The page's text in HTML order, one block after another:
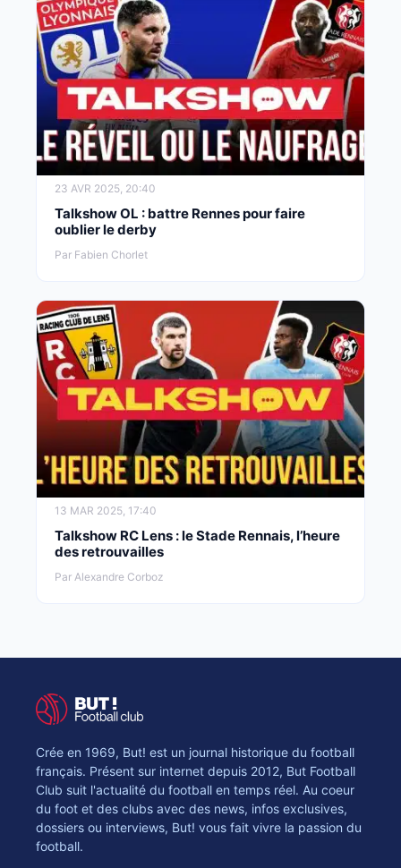
23 AVR 2025, 20:40
Talkshow OL : battre Rennes pour faire
oublier le derby
Par Fabien Chorlet
13 MAR 2025, 17:40
Talkshow RC Lens : le Stade Rennais, l’heure
des retrouvailles
Par Alexandre Corboz
Crée en 1969, But! est un journal historique du football
français. Présent sur internet depuis 2012, But Football
Club suit l'actualité du football en temps réel. Au coeur
du foot et des clubs avec des news, infos exclusives,
dossiers ou interviews, But! vous fait vivre la passion du
football.